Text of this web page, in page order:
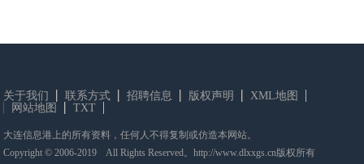
关于我们 联系方式 招聘信息 版权声明
XML地图
网站地图
TXT
大连信息港上的所有资料，任何人不得复制或仿造本网站。
Copyright © 2006-2019 All Rights Reserved。http://www.dlxxgs.cn版权所有